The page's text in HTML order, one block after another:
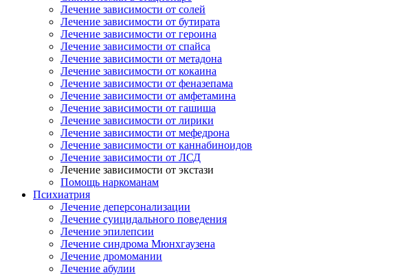
Лечение зависимости от солей
Лечение зависимости от бутирата
Лечение зависимости от героина
Лечение зависимости от спайса
Лечение зависимости от метадона
Лечение зависимости от кокаина
Лечение зависимости от феназепама
Лечение зависимости от амфетамина
Лечение зависимости от гашиша
Лечение зависимости от лирики
Лечение зависимости от мефедрона
Лечение зависимости от каннабиноидов
Лечение зависимости от ЛСД
Лечение зависимости от экстази
Помощь наркоманам
Психиатрия
Лечение деперсонализации
Лечение суицидального поведения
Лечение эпилепсии
Лечение синдрома Мюнхгаузена
Лечение дромомании
Лечение абулии